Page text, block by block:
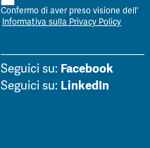
Confermo di aver preso visione dell'
Informativa sulla Privacy Policy
Seguici su: Facebook
Seguici su: LinkedIn